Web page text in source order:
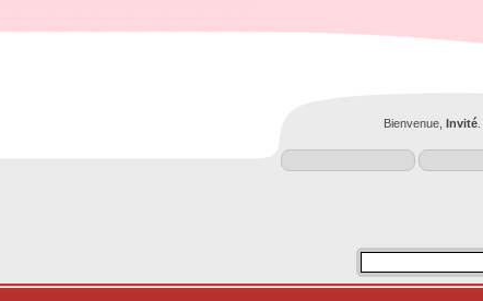
Bienvenue, Invité